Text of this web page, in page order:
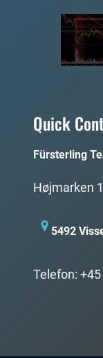
Quick
Fürsterling
Højmarken
5492
Telefon: